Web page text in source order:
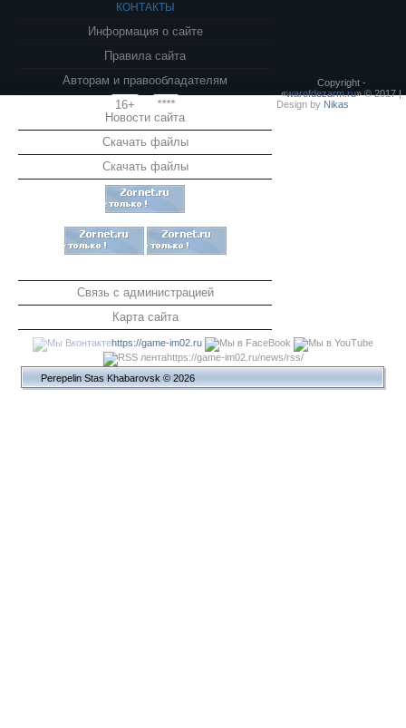
КОНТАКТЫ
Информация о сайте
Правила сайта
Авторам и правообладателям
16+
****
Новости сайта
Скачать файлы
Скачать файлы
Связь с администрацией
Карта сайта
Copyright -
«warofdezarm.ru» © 2017 |
Design by Nikas
https://game-im02.ru
https://game-im02.ru/news/rss/
Perepelin Stas Khabarovsk © 2026